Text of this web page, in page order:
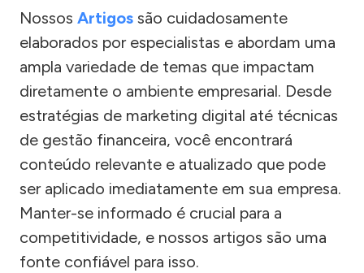
Nossos Artigos são cuidadosamente
elaborados por especialistas e abordam uma
ampla variedade de temas que impactam
diretamente o ambiente empresarial. Desde
estratégias de marketing digital até técnicas
de gestão financeira, você encontrará
conteúdo relevante e atualizado que pode
ser aplicado imediatamente em sua empresa.
Manter-se informado é crucial para a
competitividade, e nossos artigos são uma
fonte confiável para isso.